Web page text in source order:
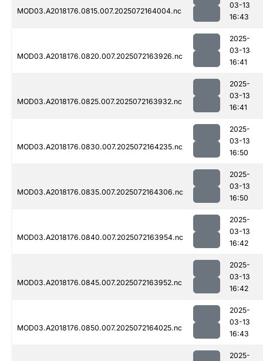
MOD03.A2018176.0815.007.2025072164004.nc
03-13
16:43
MOD03.A2018176.0820.007.2025072163926.nc
2025-
03-13
16:41
MOD03.A2018176.0825.007.2025072163932.nc
2025-
03-13
16:41
MOD03.A2018176.0830.007.2025072164235.nc
2025-
03-13
16:50
MOD03.A2018176.0835.007.2025072164306.nc
2025-
03-13
16:50
MOD03.A2018176.0840.007.2025072163954.nc
2025-
03-13
16:42
MOD03.A2018176.0845.007.2025072163952.nc
2025-
03-13
16:42
MOD03.A2018176.0850.007.2025072164025.nc
2025-
03-13
16:43
2025-